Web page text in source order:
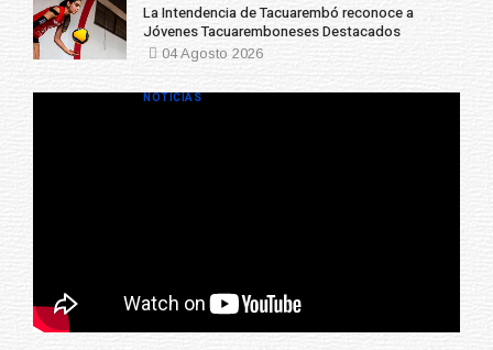
La Intendencia de Tacuarembó reconoce a
Jóvenes Tacuaremboneses Destacados
04 Agosto 2026
NOTICIAS